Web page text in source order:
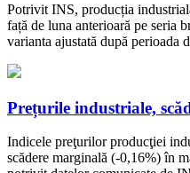
Potrivit INS, producția
față de luna anterioară pe seria
varianta ajustată după perioada
Prețurile industriale,
Indicele preţurilor producţiei
scădere marginală (-0,16%) în